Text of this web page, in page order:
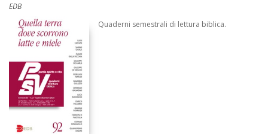
EDB
Quaderni semestrali di lettura biblica.